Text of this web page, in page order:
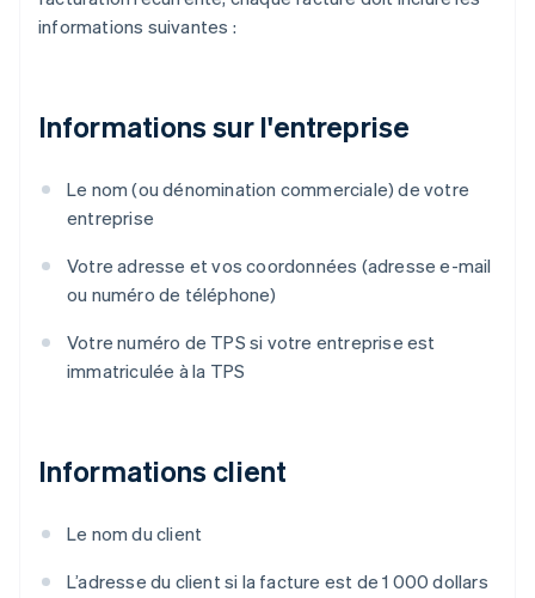
informations suivantes :
Informations sur l'entreprise
Le nom (ou dénomination commerciale) de votre
entreprise
Votre adresse et vos coordonnées (adresse e-mail
ou numéro de téléphone)
Votre numéro de TPS si votre entreprise est
immatriculée à la TPS
Informations client
Le nom du client
L’adresse du client si la facture est de 1 000 dollars